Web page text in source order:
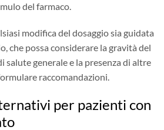
del farmaco.
modifica del dosaggio sia guidata
che possa considerare la gravità del
salute generale e la presenza di altre
raccomandazioni.
per pazienti con